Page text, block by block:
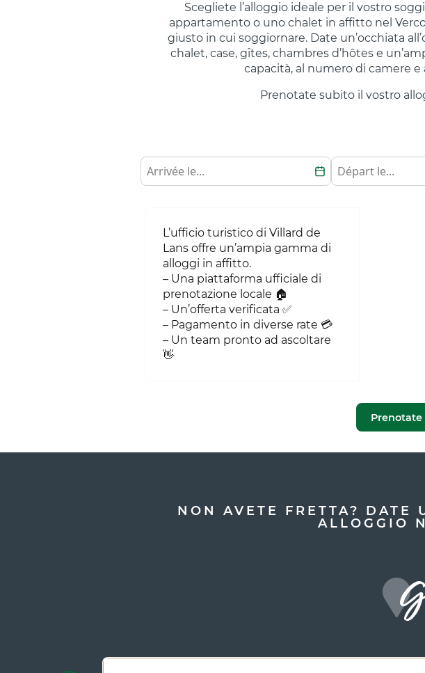
Scegliete l’alloggio ideale per il vostro
appartamento o uno chalet in affitto nel
giusto in cui soggiornare. Date un’occhiata
chalet, case, gîtes, chambres d’hôtes e
capacità, al numero di camere
Prenotate subito il vostro
L’ufficio turistico di Villard de
Lans offre un’ampia gamma di
alloggi in affitto.
– Una piattaforma ufficiale di
prenotazione locale 🏠
– Un’offerta verificata ✅
– Pagamento in diverse rate 💳
– Un team pronto ad ascoltare
👋
Prenotate
NON AVETE FRETTA? DATE
ALLOGGIO